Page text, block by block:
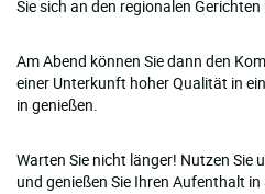
Sie sich an den regionalen
Am Abend können Sie dann den
einer Unterkunft hoher Qualität in
in genießen.
Warten Sie nicht länger! Nutzen Sie
und genießen Sie Ihren Aufenthalt in